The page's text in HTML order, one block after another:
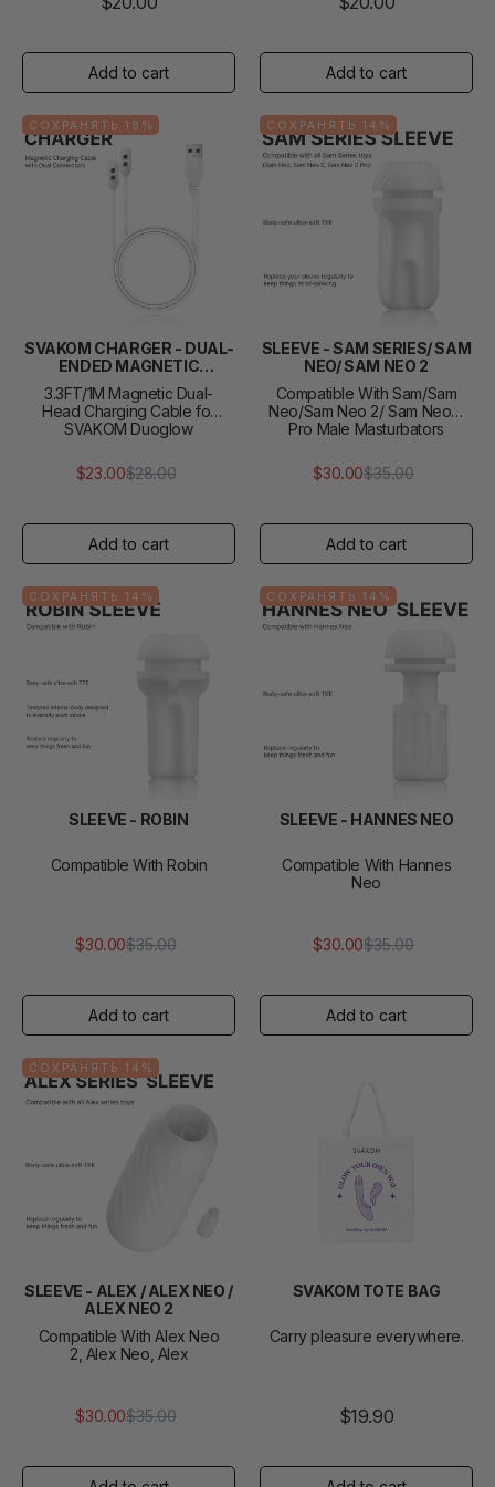
СОХРАНЯТЬ 18%
SVAKOM CHARGER - DUAL-
ENDED MAGNETIC
CHARGING CABLE
3.3FT/1M Magnetic Dual-
Head Charging Cable for
SVAKOM Duoglow
$23.00Обычная
Цена
$28.00
СОХРАНЯТЬ 14%
SLEEVE - SAM SERIES/ SAM
NEO/ SAM NEO 2
Compatible With Sam/Sam
Neo/Sam Neo 2/ Sam Neo 2
Pro Male Masturbators
$30.00Обычная
Цена
$35.00
СОХРАНЯТЬ 14%
SLEEVE - ROBIN
Compatible With Robin
$30.00Обычная
Цена
$35.00
СОХРАНЯТЬ 14%
SLEEVE - HANNES NEO
Compatible With Hannes
Neo
$30.00Обычная
Цена
$35.00
СОХРАНЯТЬ 14%
SLEEVE - ALEX / ALEX NEO /
ALEX NEO 2
Compatible With Alex Neo
2, Alex Neo, Alex
$30.00Обычная
Цена
$35.00
SVAKOM TOTE BAG
Carry pleasure everywhere.
$19.90